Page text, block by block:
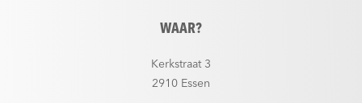
WAAR?
Kerkstraat 3
2910 Essen